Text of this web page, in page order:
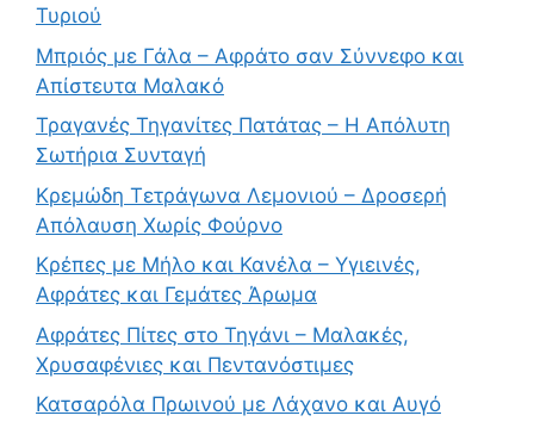
Τυριού
Μπριός με Γάλα – Αφράτο σαν Σύννεφο και
Απίστευτα Μαλακό
Τραγανές Τηγανίτες Πατάτας – Η Απόλυτη
Σωτήρια Συνταγή
Κρεμώδη Τετράγωνα Λεμονιού – Δροσερή
Απόλαυση Χωρίς Φούρνο
Κρέπες με Μήλο και Κανέλα – Υγιεινές,
Αφράτες και Γεμάτες Άρωμα
Αφράτες Πίτες στο Τηγάνι – Μαλακές,
Χρυσαφένιες και Πεντανόστιμες
Κατσαρόλα Πρωινού με Λάχανο και Αυγό